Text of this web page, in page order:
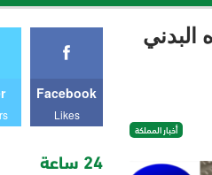
البدني
أخبار المملكة
Facebook
Likes
24 ساعة